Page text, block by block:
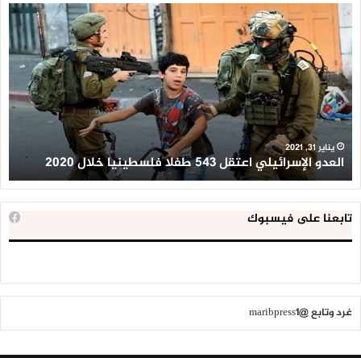
العدو
الإسرائيلي
اعتقل
543
طفلا
فلسطينيا
خلال
2020
يناير 31, 2021
العدو الإسرائيلي اعتقل 543 طفلا فلسطينيا خلال 2020
تابعنا على فيسبوك
غرد وتابع @maribpress1